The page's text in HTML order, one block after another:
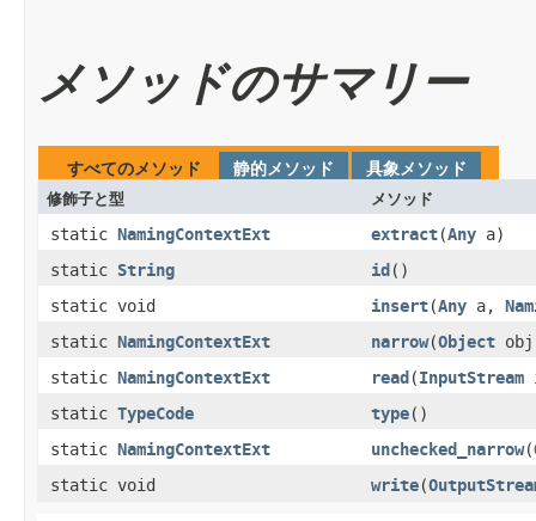
メソッドのサマリー
すべてのメソッド 静的メソッド 具象メソッド
修飾子と型 メソッド
static NamingContextExt extract​(Any a)
static String id ()
static void
insert​(Any a,
static NamingContextExt narrow​(Object
static NamingContextExt read ​(InputStream
static TypeCode type()
static NamingContextExt unchecked_narrow​(
static void
write​(